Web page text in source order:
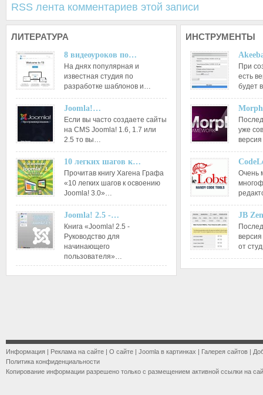
RSS лента комментариев этой записи
ЛИТЕРАТУРА
8 видеоуроков по…
На днях популярная и
известная студия по
разработке шаблонов и…
Joomla!…
Если вы часто создаете сайты
на CMS Joomla! 1.6, 1.7 или
2.5 то вы…
10 легких шагов к…
Прочитав книгу Хагена Графа
«10 легких шагов к освоению
Joomla! 3.0»…
Joomla! 2.5 -…
Книга «Joomla! 2.5 -
Руководство для
начинающего
пользователя»…
ИНСТРУМЕНТЫ
При
есть
будет
уже
Очень
JB
от
Информация | Реклама на сайте | О сайте | Joomla в картинках | Галерея сайтов |
Политика конфиденциальности
Копирование информации разрешено только с размещением активной ссылки на